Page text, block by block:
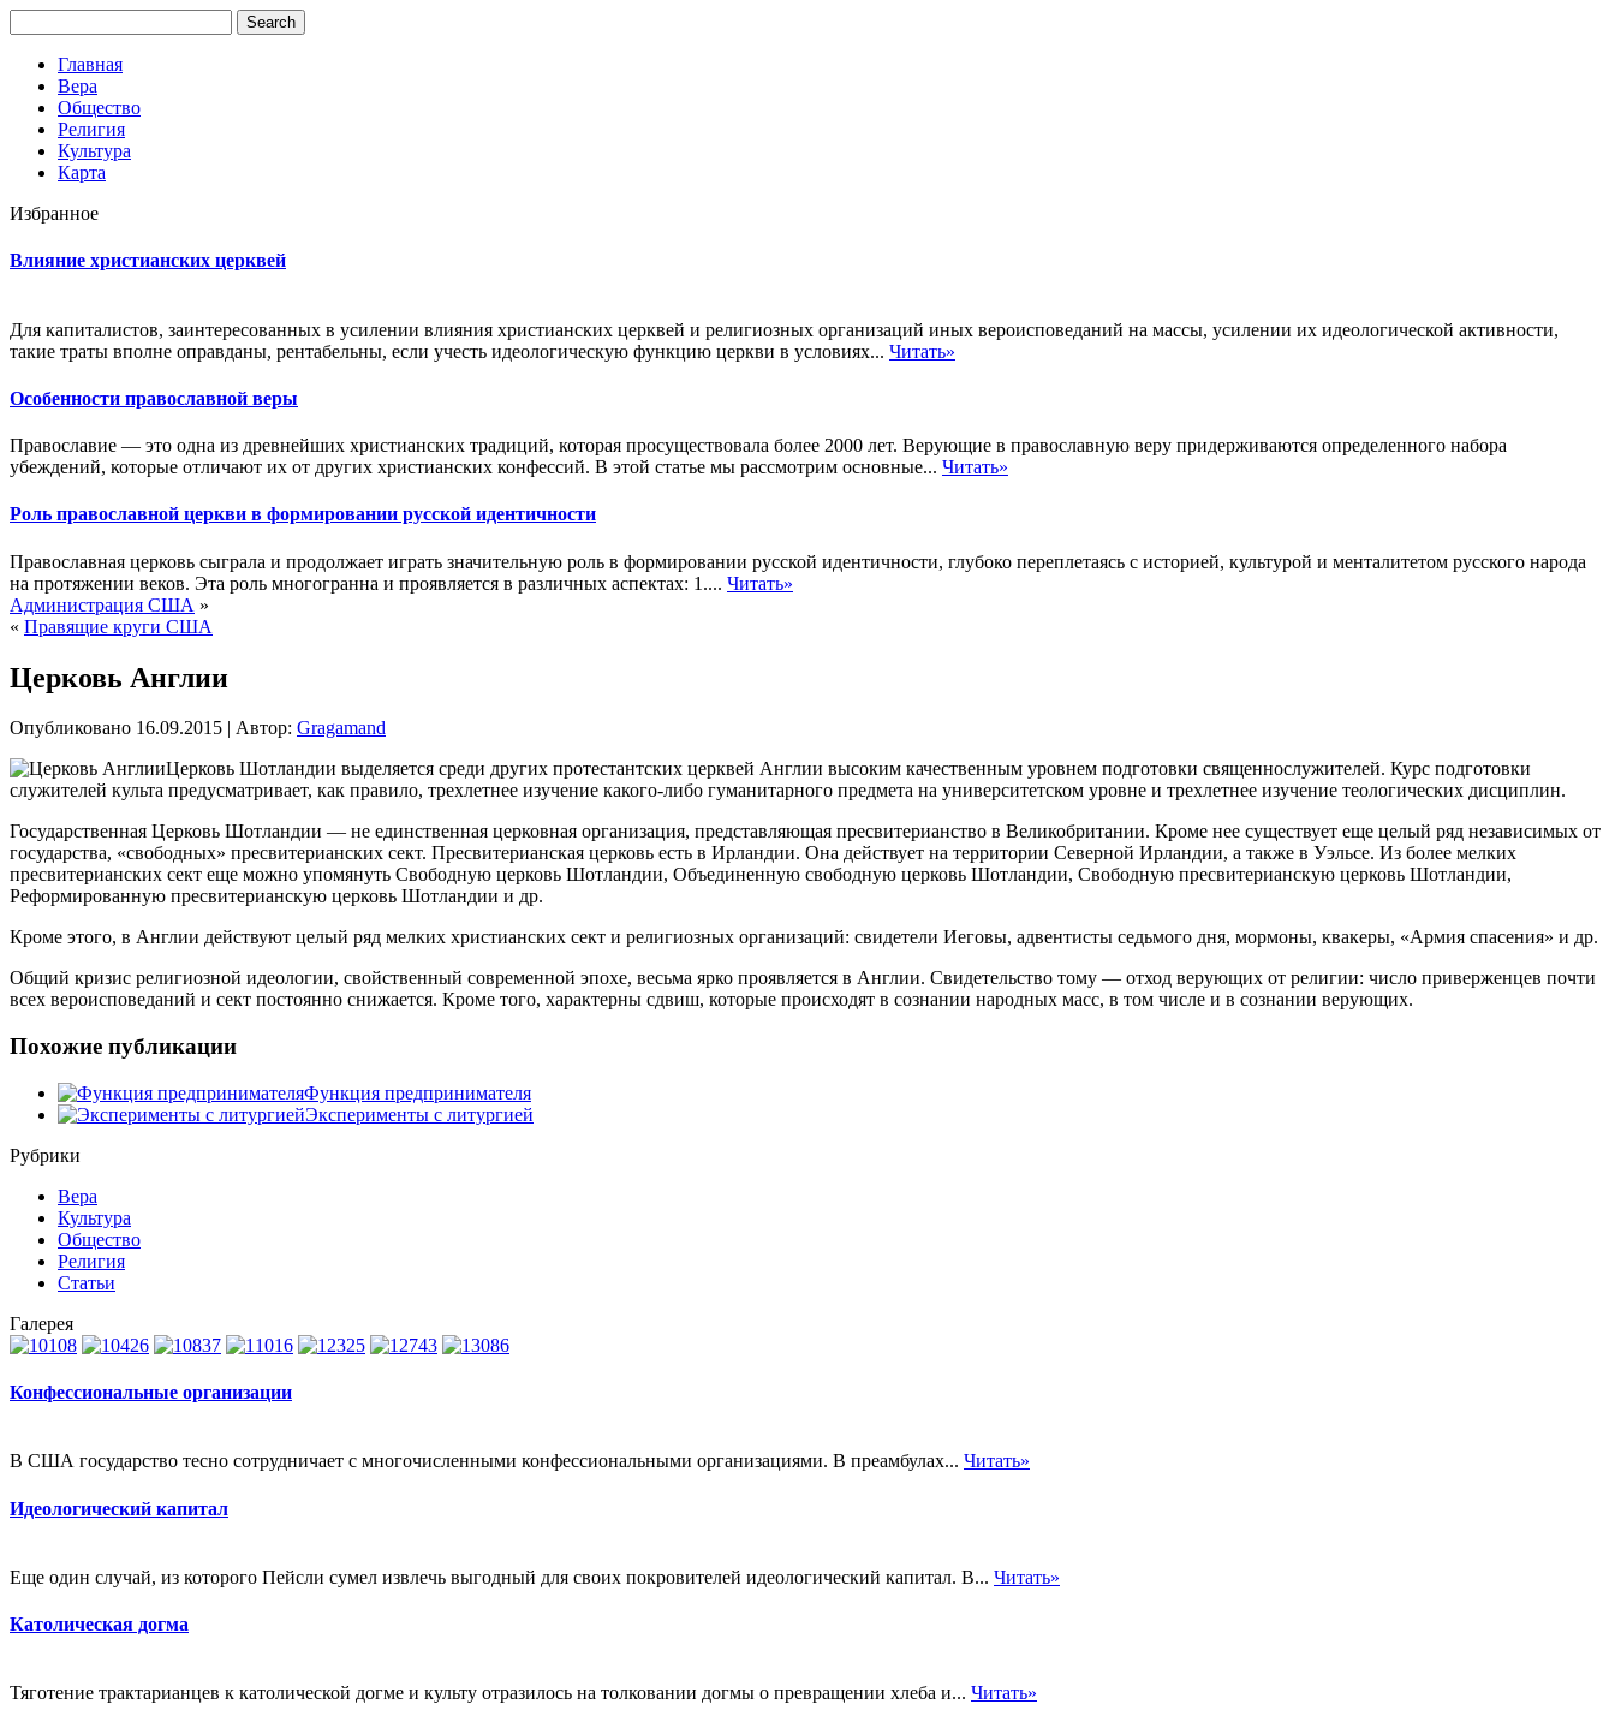
Главная
Вера
Общество
Религия
Культура
Карта
Избранное
Влияние христианских церквей
Для капиталистов, заинтересованных в усилении влияния христианских церквей и религиозных организаций иных вероисповеданий на массы, усилении их идеологической активности,
такие траты вполне оправданы, рентабельны, если учесть идеологическую функцию церкви в условиях... Читать»
Особенности православной веры
Православие — это одна из древнейших христианских традиций, которая просуществовала более 2000 лет. Верующие в православную веру придерживаются определенного набора
убеждений, которые отличают их от других христианских конфессий. В этой статье мы рассмотрим основные... Читать»
Роль православной церкви в формировании русской идентичности
Православная церковь сыграла и продолжает играть значительную роль в формировании русской идентичности, глубоко переплетаясь с историей, культурой и менталитетом русского народа
на протяжении веков. Эта роль многогранна и проявляется в различных аспектах: 1.... Читать»
Администрация США »
« Правящие круги США
Церковь Англии
Опубликовано 16.09.2015 | Автор: Gragamand
Церковь Шотландии выделяется среди других протестантских церквей Англии высоким качественным уровнем подготовки священнослужителей. Курс подготовки
служителей культа предусматривает, как правило, трехлетнее изучение какого-либо гуманитарного предмета на университетском уровне и трехлетнее изучение теологических дисциплин.
Государственная Церковь Шотландии — не единственная церковная организация, представляющая пресвитерианство в Великобритании. Кроме нее существует еще целый ряд независимых от
государства, «свободных» пресвитерианских сект. Пресвитерианская церковь есть в Ирландии. Она действует на территории Северной Ирландии, а также в Уэльсе. Из более мелких
пресвитерианских сект еще можно упомянуть Свободную церковь Шотландии, Объединенную свободную церковь Шотландии, Свободную пресвитерианскую церковь Шотландии,
Реформированную пресвитерианскую церковь Шотландии и др.
Кроме этого, в Англии действуют целый ряд мелких христианских сект и религиозных организаций: свидетели Иеговы, адвентисты седьмого дня, мормоны, квакеры, «Армия спасения» и др.
Общий кризис религиозной идеологии, свойственный современной эпохе, весьма ярко проявляется в Англии. Свидетельство тому — отход верующих от религии: число приверженцев почти
всех вероисповеданий и сект постоянно снижается. Кроме того, характерны сдвиш, которые происходят в сознании народных масс, в том числе и в сознании верующих.
Похожие публикации
Функция предпринимателя
Эксперименты с литургией
Рубрики
Вера
Культура
Общество
Религия
Статьи
Галерея
Конфессиональные организации
В США государство тесно сотрудничает с многочисленными конфессиональными организациями. В преамбулах... Читать»
Идеологический капитал
Еще один случай, из которого Пейсли сумел извлечь выгодный для своих покровителей идеологический капитал. В... Читать»
Католическая догма
Тяготение трактарианцев к католической догме и культу отразилось на толковании догмы о превращении хлеба и... Читать»